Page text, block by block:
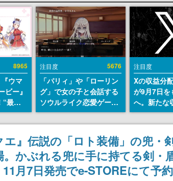
8965
『ウマ
ビー』
“最大
年キ
発表
注目度 5676
「パリィ」や「ローリン
グ」で女の子と会話する
ソウルライク恋愛ゲーム
『小早川さんはソウルラ
イク』無料公開。返事に
失敗すると「YOU
DIED」
注目度
Xの収益分
が9月7日を
へ。新たな
「Original
Rewards
発表
エ』伝説の「ロト装備」の兜
。かぶれる兜に手に持てる剣・
月7日発売でe-STOREにて予